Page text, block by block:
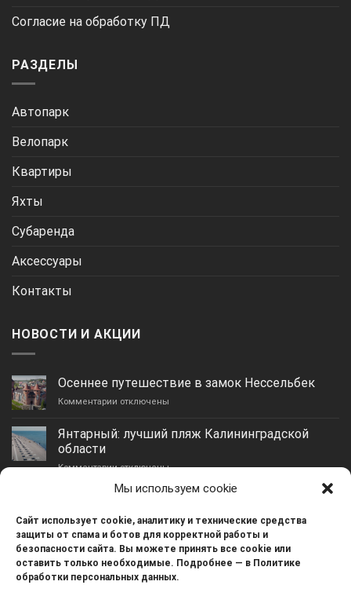
Мы используем cookie
Сайт использует cookie, аналитику и технические средства
защиты от спама и ботов для корректной работы и
безопасности сайта. Вы можете принять все cookie или
оставить только необходимые. Подробнее — в Политике
обработки персональных данных.
Согласие на обработку ПД
РАЗДЕЛЫ
Автопарк
Велопарк
Квартиры
Яхты
Субаренда
Аксессуары
Контакты
НОВОСТИ И АКЦИИ
Осеннее путешествие в замок Нессельбек
Комментарии к
путешествие
замок
отключены
Янтарный: лучший пляж Калининградской
области
Комментариик
Янтарный:
пляж
Калининградской
области
отключены
Гурьевск: идеальное место для отдыха и
Комментариик
записи
Гурьевск:
идеальное
место
отключены
Зеленое сердце Калининграда — остров Канта
Комментариикотключены